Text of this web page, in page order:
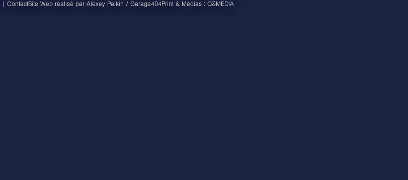
ContactSite Web réalisé par Alexey Palkin / Garage404Print & Médias : OZ-MEDIA